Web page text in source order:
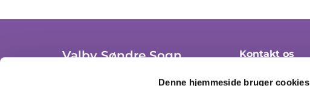
Denne hjemmeside bruger cookies
Valby Søndre Sogn
Trekronergade 3A, st. th.
Kontakt os